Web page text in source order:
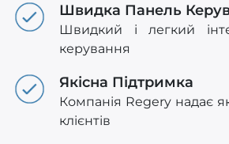
Швидка Панель
Швидкий і легкий
керування
Якісна Підтримка
Компанія Regery надає
клієнтів